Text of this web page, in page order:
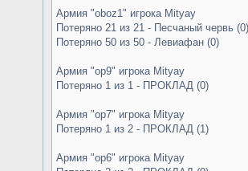
Армия "oboz1" игрока Mityay
Потеряно 21 из 21 - Песчаный червь (0)
Потеряно 50 из 50 - Левиафан (0)
Армия "op9" игрока Mityay
Потеряно 1 из 1 - ПРОКЛАД (0)
Армия "op7" игрока Mityay
Потеряно 1 из 2 - ПРОКЛАД (1)
Армия "op6" игрока Mityay